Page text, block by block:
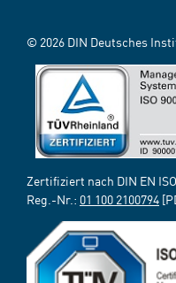
© 2026 DIN Deutsches
Zertifiziert nach DIN EN
Reg.-Nr.: 01 100 2100794